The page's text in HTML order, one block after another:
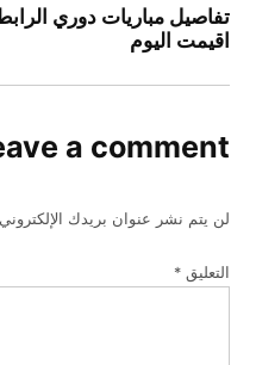
تفاصيل مباريات دوري
اقيمت اليوم
a comment
لن يتم نشر عنوان بريدك
التعليق*